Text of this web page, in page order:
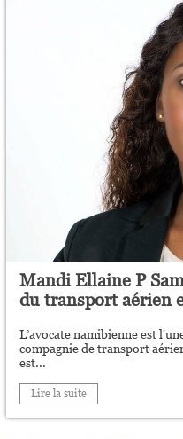
Mandi Ellaine P
du transport aérien
L’avocate namibienne est
compagnie de transport
est...
Lire la suite